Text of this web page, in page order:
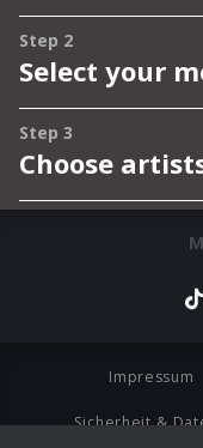
Impressum
Sicherheit &